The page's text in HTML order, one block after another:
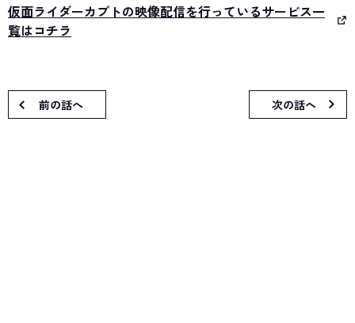
仮面ライダーカブトの映像配信を行っているサービス一
覧はコチラ
前の話へ 次の話へ